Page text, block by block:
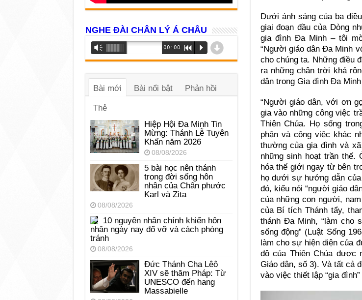
Dưới ánh sáng của ba
giai đoạn đầu của Dòng
gia đình Đa Minh – tôi
“Người giáo dân Đa Minh
cho chúng ta. Những điều
ra những chân trời khá
dân trong Gia đình Đa
“Người giáo dân, với ơn
gia vào những công việc
Thiên Chúa. Họ sống
phận và công việc khác
thường của gia đình và
những sinh hoạt trần thế.
hóa thế giới ngay từ bên
họ dưới sự hướng dẫn
đó, kiểu nói “người giáo
của những con người,
của Bí tích Thánh tẩy,
thánh Đa Minh, “làm cho
sống động” (Luật Sống
làm cho sự hiện diện của
độ của Thiên Chúa được
Giáo dân, số 3). Và tất cả
vào việc thiết lập “gia
NGHE ĐÀI CHÂN LÝ Á CHÂU
Trình
phát
âm
Vm 00:00 R P d
Bài mới Bài nổi bật Phản hồi
Thẻ
Hiệp Hội Đa Minh Tin
Mừng: Thánh Lễ Tuyên
Khấn năm 2026
08/08/2026
5 bài học nên thánh
trong đời sống hôn
nhân của Chân phước
Karl và Zita
08/08/2026
10 nguyên nhân chính khiến hôn
nhân ngày nay đổ vỡ và cách phòng
tránh
08/08/2026
Đức Thánh Cha Lêô
XIV sẽ thăm Pháp: Từ
UNESCO đến hang
Massabielle